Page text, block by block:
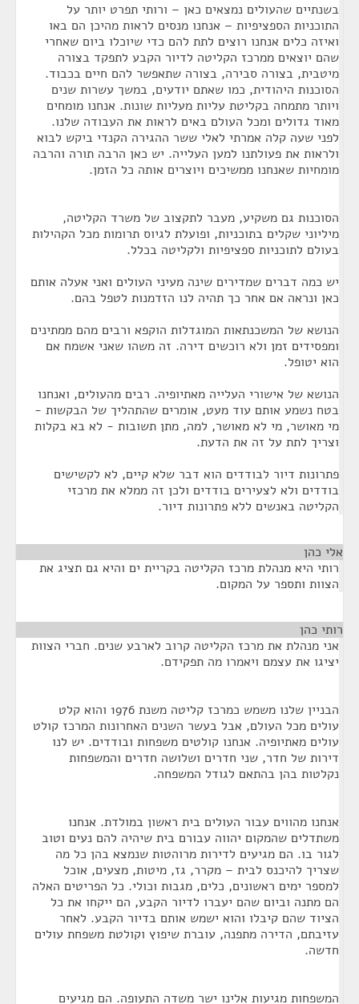
בשנתיים שהעולים נמצאים כאן – ורותי תפרט יותר על
התוכניות הספציפיות – אנחנו מנסים לראות מהיכן הם באו
ואיזה כלים אנחנו רוצים לתת להם כדי שיוכלו ביום שאחרי
שהם יוצאים ממרכז הקליטה לדיור הקבע לתפקד בצורה
מיטבית, בצורה סבירה, בצורה שתאפשר להם חיים בכבוד.
הסוכנות היהודית, כמו שאתם יודעים, במשך עשרות שנים
ויותר מתמחה בקליטת עליות מעליות שונות. אנחנו מומחים
מאוד גדולים ומכל העולם באים לראות את העבודה שלנו.
לפני שעה קלה אמרתי לאלי ששר ההגירה הקנדי ביקש לבוא
ולראות את פעולתנו למען העלייה. יש כאן הרבה תורה והרבה
מומחיות שאנחנו ממשיכים ויוצרים אותה כל הזמן.
הסוכנות גם משקיע, מעבר לתקצוב של משרד הקליטה,
מיליוני שקלים בתוכניות, ופועלת לגיוס תרומות מכל הקהילות
בעולם לתוכניות ספציפיות ולקליטה בכלל.
יש כמה דברים שמדירים שינה מעיני העולים ואני אעלה אותם
כאן ונראה אם אחר כך תהיה לנו הזדמנות לטפל בהם.
הנושא של המשכנתאות המוגדלות הוקפא ורבים מהם ממתינים
ומפסידים זמן ולא רוכשים דירה. זה משהו שאני אשמח אם
הוא יטופל.
הנושא של אישורי העלייה מאתיופיה. רבים מהעולים, ואנחנו
בטח נשמע אותם עוד מעט, אומרים שהתהליך של הבקשות -
מי מאושר, מי לא מאושר, למה, מתן תשובות - לא בא בקלות
וצריך לתת על זה את הדעת.
פתרונות דיור לבודדים הוא דבר שלא קיים, לא לקשישים
בודדים ולא לצעירים בודדים ולכן זה ממלא את מרכזי
הקליטה באנשים ללא פתרונות דיור.
אלי כהן
רותי היא מנהלת מרכז הקליטה בקריית ים והיא גם תציג את
הצוות ותספר על המקום.
רותי כהן
אני מנהלת את מרכז הקליטה קרוב לארבע שנים. חברי הצוות
יציגו את עצמם ויאמרו מה תפקידם.
הבניין שלנו משמש כמרכז קליטה משנת 1976 והוא קלט
עולים מכל העולם, אבל בעשר השנים האחרונות המרכז קולט
עולים מאתיופיה. אנחנו קולטים משפחות ובודדים. יש לנו
דירות של חדר, שני חדרים ושלושה חדרים והמשפחות
נקלטות בהן בהתאם לגודל המשפחה.
אנחנו מהווים עבור העולים בית ראשון במולדת. אנחנו
משתדלים שהמקום יהווה עבורם בית שיהיה להם נעים וטוב
לגור בו. הם מגיעים לדירות מרוהטות שנמצא בהן כל מה
שצריך להיכנס לבית – מקרר, גז, מיטות, מצעים, אוכל
למספר ימים ראשונים, כלים, מגבות וכולי. כל הפריטים האלה
הם מתנה וביום שהם יעברו לדיור הקבע, הם ייקחו את כל
הציוד שהם קיבלו והוא ישמש אותם בדיור הקבע. לאחר
עזיבתם, הדירה מתפנה, עוברת שיפוץ וקולטת משפחת עולים
חדשה.
המשפחות מגיעות אלינו ישר משדה התעופה. הם מגיעים